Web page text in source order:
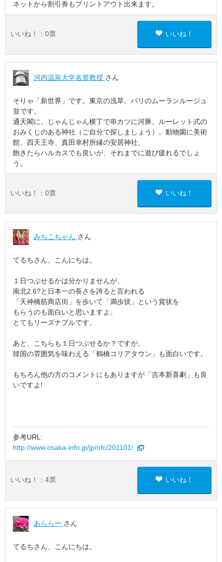
ネットから割引券もプリントアウト出来ます。
いいね！： 0票 いいね！
河内温泉大学名誉教授 さん
そりゃ「新世界」です。東京の浅草、パリのムーランルージュ
並です。
通天閣に、じゃんじゃん横丁で串カツに河豚、ルーレット式の
おみくじのある神社（ご自分で探しましょう）。動物園に美術
館、四天王寺、真田幸村所縁の安居神社。
飽きたらハルカスでも良いが、それまでに遊び疲れるでしょ
う。
いいね！： 0票 いいね！
みちこちゃん さん
てるちさん、こんにちは。
１日つぶせるかは分かりませんが、
南北2.6?と日本一の長さを誇ると言われる
「天神橋筋商店街」を歩いて「満歩状」という賞状を
もらうのも面白いと思いますよ。
とてもリーズナブルです。
あと、こちらも１日つぶせるか？ですが、
韓国の雰囲気を味わえる「鶴橋コリアタウン」も面白いです。
もちろん他の方のコメントにもありますが「吉本新喜劇」も良
いですよ!
参考URL:
http://www.osaka-info.jp/jp/ofc/201101/
いいね！： 4票 いいね！
あららー さん
てるちさん、こんにちは。